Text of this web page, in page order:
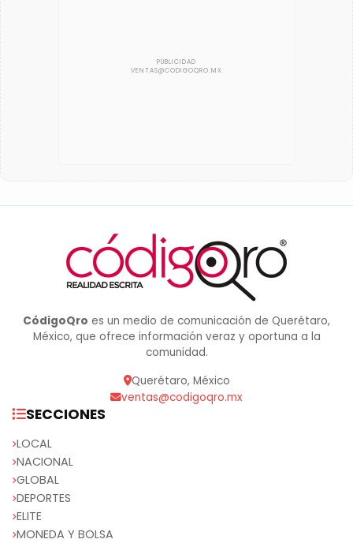
CódigoQro es un medio de comunicación de Querétaro,
México, que ofrece información veraz y oportuna a la
comunidad.
Querétaro, México
ventas@codigoqro.mx
SECCIONES
LOCAL
NACIONAL
GLOBAL
DEPORTES
ELITE
MONEDA Y BOLSA